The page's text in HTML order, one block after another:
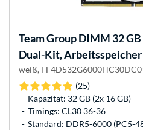
Team GroupDIMM 32 GB
Dual-Kit, Arbeitsspeicher
weiß,
(25)
Kapazität: 32 GB (2x 16 GB)
Timings: CL30 36-36
Standard: DDR5-6000 (PC5-